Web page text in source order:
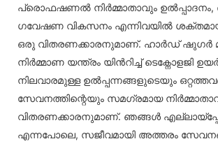
പ്രൊഫഷണൽ നിർമ്മാതാവും
ഗവേഷണ വികസനം എന്നിവയിൽ
ഒരു വിതരണക്കാരനുമാണ്. ഹാർഡ് ഷുഗർ
നിർമ്മാണ യന്ത്രം യിൻറിച്ച് ടെക്നോളജി
നിലവാരമുള്ള ഉൽപ്പന്നങ്ങളുടെയും
സേവനത്തിന്റെയും സമഗ്രമായ
വിതരണക്കാരനുമാണ്. ഞങ്ങൾ
എന്നപോലെ, സജീവമായി അത്തരം